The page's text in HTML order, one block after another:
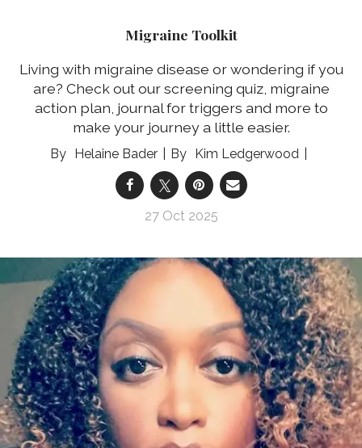
Migraine Toolkit
Living with migraine disease or wondering if you
are? Check out our screening quiz, migraine
action plan, journal for triggers and more to
make your journey a little easier.
Helaine Bader Kim Ledgerwood
27 Oct 2025